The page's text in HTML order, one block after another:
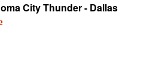
City Thunder - Dallas